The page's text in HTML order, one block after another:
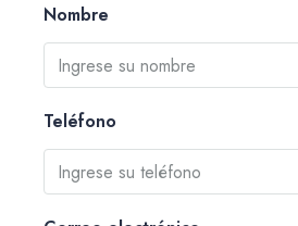
Nombre
Teléfono